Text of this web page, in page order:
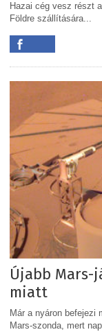
Hazai cég vesz részt
Földre szállítására...
Újabb Mars-
miatt
Már a nyáron befejezi
Mars-szonda, mert